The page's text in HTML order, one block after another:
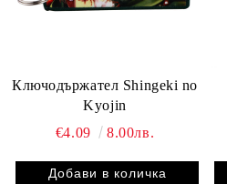
Ключодържател Shingeki no
Kyojin
€4.09
8.00лв.